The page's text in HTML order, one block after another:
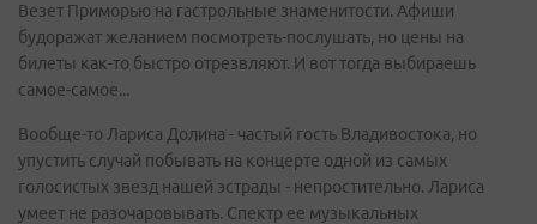
Везет Приморью на гастрольные знаменитости. Афиши
будоражат желанием посмотреть-послушать, но цены на
билеты как-то быстро отрезвляют. И вот тогда выбираешь
самое-самое...
Вообще-то Лариса Долина - частый гость Владивостока, но
упустить случай побывать на концерте одной из самых
голосистых звезд нашей эстрады - непростительно. Лариса
умеет не разочаровывать. Спектр ее музыкальных